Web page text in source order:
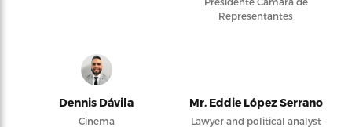
Representantes
Dennis Dávila
Cinema
Mr. Eddie López Serrano
Lawyer and political analyst